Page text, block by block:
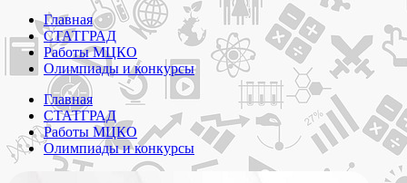
Главная
СТАТГРАД
Работы МЦКО
Олимпиады и конкурсы
Главная
СТАТГРАД
Работы МЦКО
Олимпиады и конкурсы